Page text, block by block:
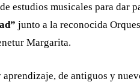
estudios musicales para dar
junto a la reconocida
Margarita.
de antiguos y